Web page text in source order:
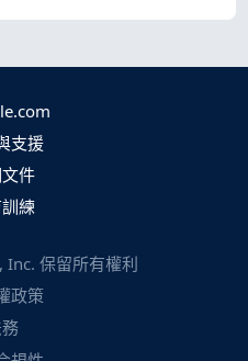
支援
件
練
Inc. 保留所有權利
政策